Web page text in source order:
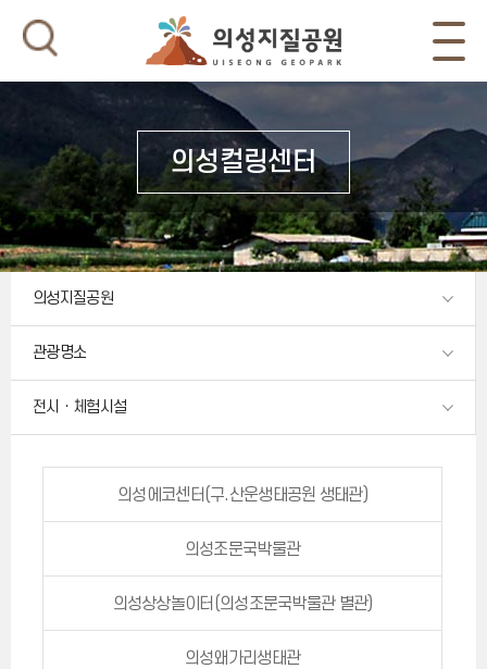
의성컬링센터
의성지질공원
관광명소
전시ㆍ체험시설
의성에코센터(구.산운생태공원 생태관)
의성조문국박물관
의성상상놀이터(의성조문국박물관 별관)
의성왜가리생태관